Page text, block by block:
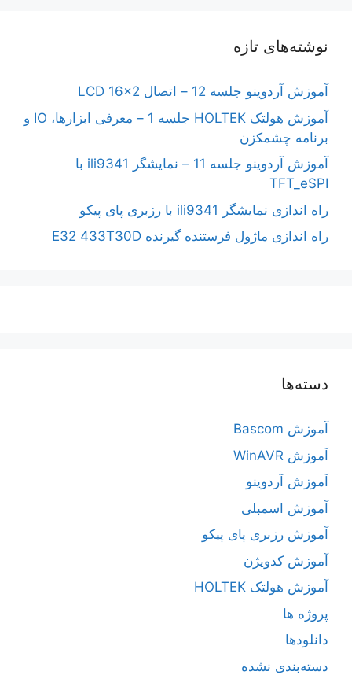
نوشته‌های تازه
آموزش آردوینو جلسه 12 – اتصال LCD 16×2
آموزش هولتک HOLTEK جلسه 1 – معرفی ابزارها، IO و
برنامه چشمکزن
آموزش آردوینو جلسه 11 – نمایشگر ili9341 با
TFT_eSPI
راه اندازی نمایشگر ili9341 با رزبری پای پیکو
راه اندازی ماژول فرستنده گیرنده E32 433T30D
دسته‌ها
آموزش Bascom
آموزش WinAVR
آموزش آردوینو
آموزش اسمبلی
آموزش رزبری پای پیکو
آموزش کدویژن
آموزش هولتک HOLTEK
پروژه ها
دانلودها
دسته‌بندی نشده